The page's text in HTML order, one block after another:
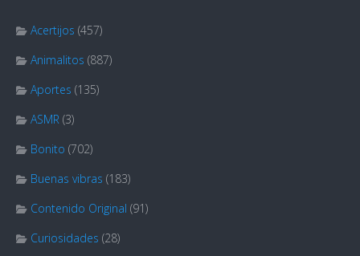
Acertijos (457)
Animalitos (887)
Aportes (135)
ASMR (3)
Bonito (702)
Buenas vibras (183)
Contenido Original (91)
Curiosidades (28)